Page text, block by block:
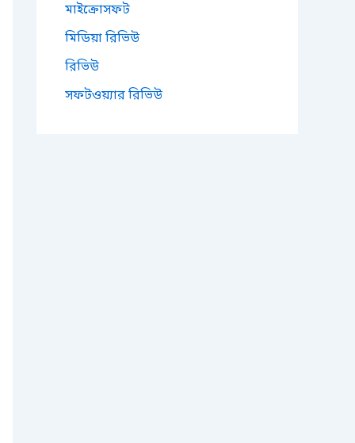
মাইক্রোসফট
মিডিয়া রিভিউ
রিভিউ
সফটওয়্যার রিভিউ